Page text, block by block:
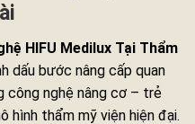
HIFU Medilux Tại Thẩm
dấu bước nâng cấp quan
công nghệ nâng cơ – trẻ
hình thẩm mỹ viện hiện đại.